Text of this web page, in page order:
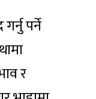
पर्ने
र